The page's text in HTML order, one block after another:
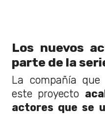
Los nuevos
parte de la
La compañía
este proyecto
actores que se